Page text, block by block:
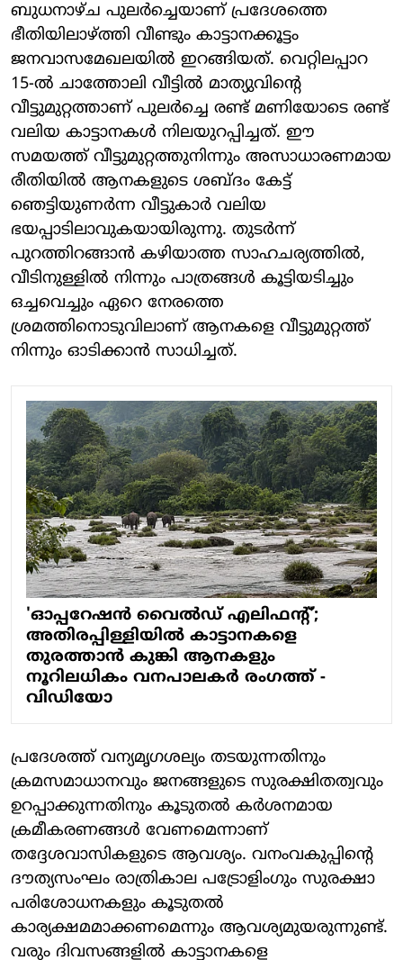
ബുധനാഴ്ച പുലർച്ചെയാണ് പ്രദേശത്തെ
ഭീതിയിലാഴ്ത്തി വീണ്ടും കാട്ടാനക്കൂട്ടം
ജനവാസമേഖലയിൽ ഇറങ്ങിയത്. വെറ്റിലപ്പാറ
15-ൽ ചാത്തോലി വീട്ടിൽ മാത്യുവിന്റെ
വീട്ടുമുറ്റത്താണ് പുലർച്ചെ രണ്ട് മണിയോടെ രണ്ട്
വലിയ കാട്ടാനകൾ നിലയുറപ്പിച്ചത്. ഈ
സമയത്ത് വീട്ടുമുറ്റത്തുനിന്നും അസാധാരണമായ
രീതിയിൽ ആനകളുടെ ശബ്ദം കേട്ട്
ഞെട്ടിയുണർന്ന വീട്ടുകാർ വലിയ
ഭയപ്പാടിലാവുകയായിരുന്നു. തുടർന്ന്
പുറത്തിറങ്ങാൻ കഴിയാത്ത സാഹചര്യത്തിൽ,
വീടിനുള്ളിൽ നിന്നും പാത്രങ്ങൾ കൂട്ടിയടിച്ചും
ഒച്ചവെച്ചും ഏറെ നേരത്തെ
ശ്രമത്തിനൊടുവിലാണ് ആനകളെ വീട്ടുമുറ്റത്ത്
നിന്നും ഓടിക്കാൻ സാധിച്ചത്.
'ഓപ്പറേഷൻ വൈൽഡ് എലിഫന്റ്';
അതിരപ്പിള്ളിയിൽ കാട്ടാനകളെ
തുരത്താൻ കുങ്കി ആനകളും
നൂറിലധികം വനപാലകർ രംഗത്ത് -
വിഡിയോ
പ്രദേശത്ത് വന്യമൃഗശല്യം തടയുന്നതിനും
ക്രമസമാധാനവും ജനങ്ങളുടെ സുരക്ഷിതത്വവും
ഉറപ്പാക്കുന്നതിനും കൂടുതൽ കർശനമായ
ക്രമീകരണങ്ങൾ വേണമെന്നാണ്
തദ്ദേശവാസികളുടെ ആവശ്യം. വനംവകുപ്പിന്റെ
ദൗത്യസംഘം രാത്രികാല പട്രോളിംഗും സുരക്ഷാ
പരിശോധനകളും കൂടുതൽ
കാര്യക്ഷമമാക്കണമെന്നും ആവശ്യമുയരുന്നുണ്ട്.
വരും ദിവസങ്ങളിൽ കാട്ടാനകളെ